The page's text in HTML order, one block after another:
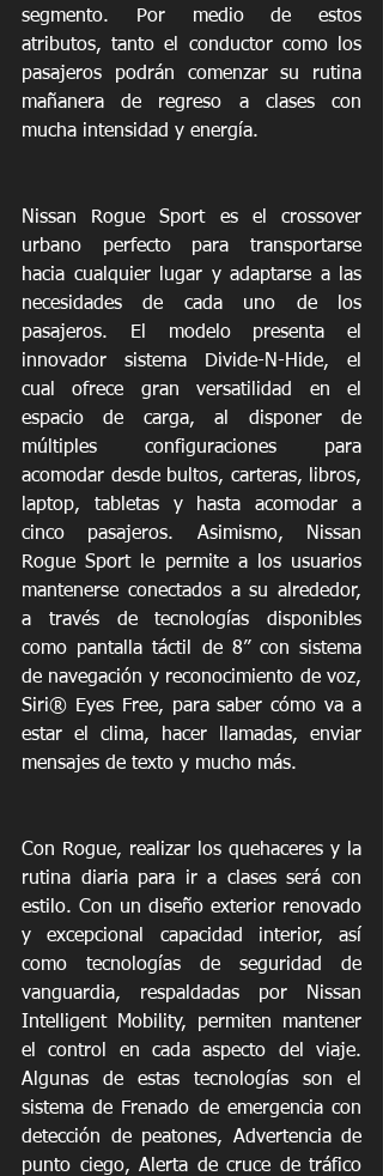
segmento. Por medio de estos
atributos, tanto el conductor como los
pasajeros podrán comenzar su rutina
mañanera de regreso a clases con
mucha intensidad y energía.
Nissan Rogue Sport es el crossover
urbano perfecto para transportarse
hacia cualquier lugar y adaptarse a las
necesidades de cada uno de los
pasajeros. El modelo presenta el
innovador sistema Divide-N-Hide, el
cual ofrece gran versatilidad en el
espacio de carga, al disponer de
múltiples configuraciones para
acomodar desde bultos, carteras, libros,
laptop, tabletas y hasta acomodar a
cinco pasajeros. Asimismo, Nissan
Rogue Sport le permite a los usuarios
mantenerse conectados a su alrededor,
a través de tecnologías disponibles
como pantalla táctil de 8” con sistema
de navegación y reconocimiento de voz,
Siri® Eyes Free, para saber cómo va a
estar el clima, hacer llamadas, enviar
mensajes de texto y mucho más.
Con Rogue, realizar los quehaceres y la
rutina diaria para ir a clases será con
estilo. Con un diseño exterior renovado
y excepcional capacidad interior, así
como tecnologías de seguridad de
vanguardia, respaldadas por Nissan
Intelligent Mobility, permiten mantener
el control en cada aspecto del viaje.
Algunas de estas tecnologías son el
sistema de Frenado de emergencia con
detección de peatones, Advertencia de
punto ciego, Alerta de cruce de tráfico